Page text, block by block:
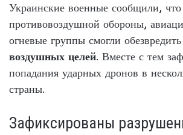
Украинские военные сообщили, что
противовоздушной обороны,
огневые группы смогли обезвредить
воздушных целей. Вместе с тем
попадания ударных дронов в
страны.
Зафиксированы